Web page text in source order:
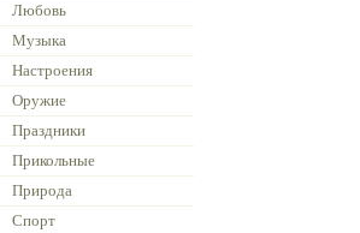
Любовь
Музыка
Настроения
Оружие
Праздники
Прикольные
Природа
Спорт